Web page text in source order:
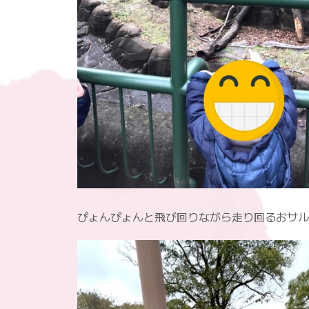
ぴょんぴょんと飛び回りながら走り回るおサ